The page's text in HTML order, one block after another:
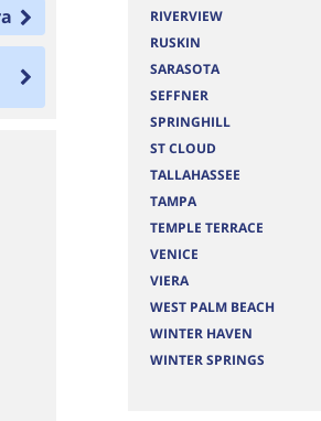
RIVERVIEW
RUSKIN
SARASOTA
SEFFNER
SPRINGHILL
ST CLOUD
TALLAHASSEE
TAMPA
TEMPLE TERRACE
VENICE
VIERA
WEST PALM BEACH
WINTER HAVEN
WINTER SPRINGS